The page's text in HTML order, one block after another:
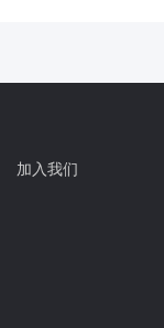
加入我们